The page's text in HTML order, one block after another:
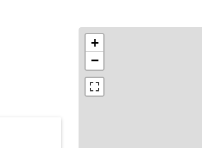
+
−